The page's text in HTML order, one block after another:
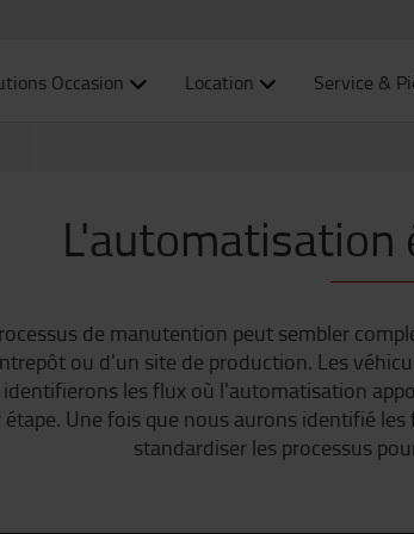
Occasion Location Service &
L'automatisation
de manutention peut sembler
ou d'un site de production. Les
les flux où l'automatisation
Une fois que nous aurons identifié
standardiser les processus